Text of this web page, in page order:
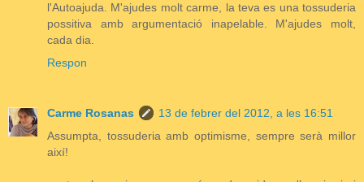
l'Autoajuda. M'ajudes molt carme, la teva es una tossuderia
possitiva amb argumentació inapelable. M'ajudes molt,
cada dia.
Respon
Carme Rosanas
13 de febrer del 2012, a les 16:51
Assumpta, tossuderia amb optimisme, sempre serà millor
així!